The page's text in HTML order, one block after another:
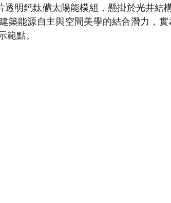
透明鈣鈦礦太陽能模組，懸掛於光井結
築能源自主與空間美學的結合潛力，
範點。